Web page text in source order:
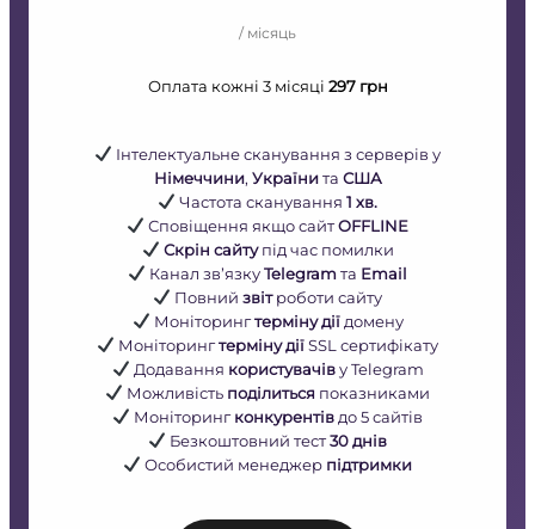
/ місяць
Оплата кожні 3 місяці 297 грн
Інтелектуальне сканування з серверів у
Німеччини, Українита США
Частота сканування 1 хв.
Сповіщення якщо сайтOFFLINE
Скрін сайтупід час помилки
Канал звʼязкуTelegramта Email
Повний звітроботи сайту
Моніторингтерміну діїдомену
Моніторингтерміну діїSSL сертифікату
Додавання користувачіву Telegram
Можливість поділиться показниками
Моніторингконкурентівдо 5 сайтів
Безкоштовний тест30 днів
Особистий менеджер підтримки